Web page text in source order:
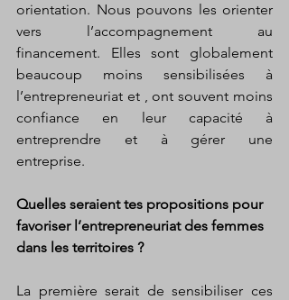
orientation. Nous pouvons les orienter
vers l’accompagnement au
financement. Elles sont globalement
beaucoup moins sensibilisées à
l’entrepreneuriat et , ont souvent moins
confiance en leur capacité à
entreprendre et à gérer une
entreprise.
Quelles seraient tes propositions pour
favoriser l’entrepreneuriat des femmes
dans les territoires ?
La première serait de sensibiliser ces